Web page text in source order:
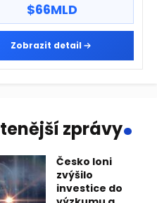
$66MLD
Zobrazit detail
zprávy.
Česko loni
zvýšilo
investice do